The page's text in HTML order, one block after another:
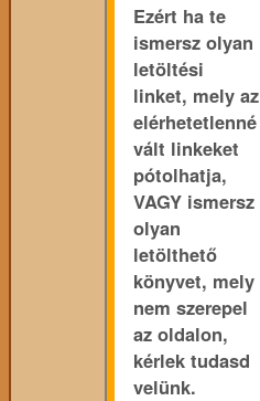
Ezért ha te
ismersz olyan
letöltési
linket, mely az
elérhetetlenné
vált linkeket
pótolhatja,
VAGY ismersz
olyan
letölthető
könyvet, mely
nem szerepel
az oldalon,
kérlek tudasd
velünk.